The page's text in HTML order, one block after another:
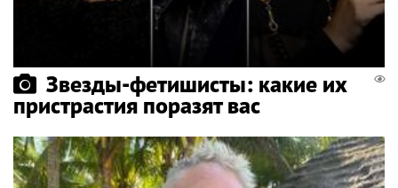
Звезды-фетишисты: какие их
пристрастия поразят вас